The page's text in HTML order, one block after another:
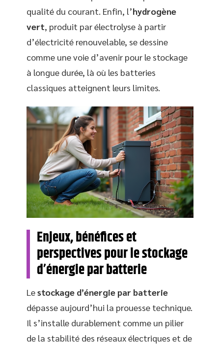
qualité du courant. Enfin, l’hydrogène
vert, produit par électrolyse à partir
d’électricité renouvelable, se dessine
comme une voie d’avenir pour le stockage
à longue durée, là où les batteries
classiques atteignent leurs limites.
Enjeux, bénéfices et
perspectives pour le stockage
d’énergie par batterie
Lestockage d’énergie par batterie
dépasse aujourd’hui la prouesse technique.
Il s’installe durablement comme un pilier
de la stabilité des réseaux électriques et de